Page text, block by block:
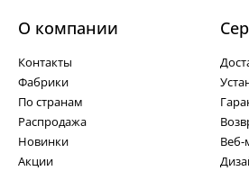
О компании
Контакты
Фабрики
По странам
Распродажа
Новинки
Акции
Веб-